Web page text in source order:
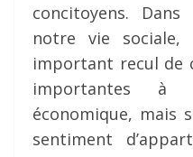
concitoyens.
notre vie
important recul de
importantes à
économique, mais
sentiment